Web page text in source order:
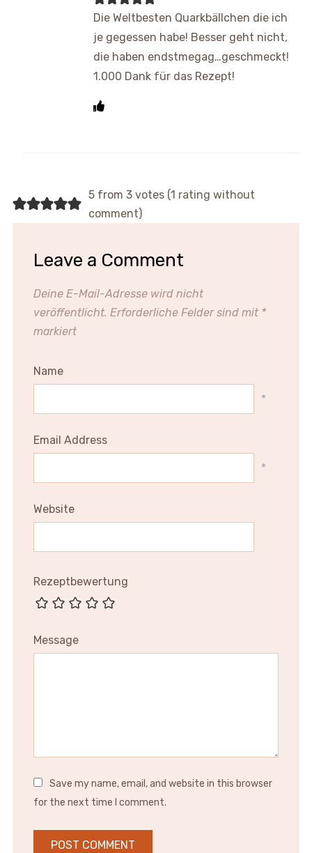
Die Weltbesten Quarkbällchen die ich
je gegessen habe! Besser geht nicht,
die haben endstmegag…geschmeckt!
1.000 Dank für das Rezept!
5 from 3 votes (1 rating without
comment)
Leave a Comment
Deine E-Mail-Adresse wird nicht
veröffentlicht. Erforderliche Felder sind mit *
markiert
Name
*
Email Address
*
Website
Rezeptbewertung
Message
Save my name, email, and website in this browser
for the next time I comment.